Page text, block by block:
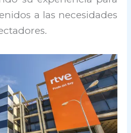
a las necesidades